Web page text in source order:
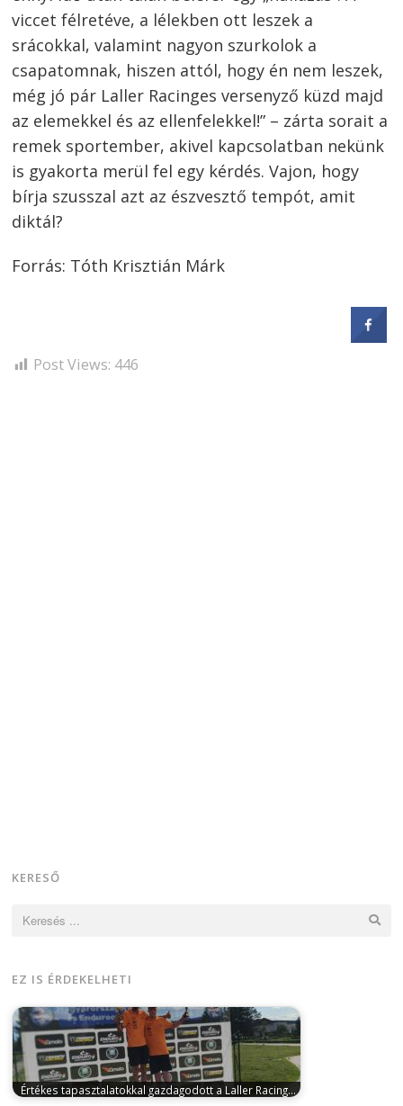
viccet félretéve, a lélekben ott leszek a
srácokkal, valamint nagyon szurkolok a
csapatomnak, hiszen attól, hogy én nem leszek,
még jó pár Laller Racinges versenyző küzd majd
az elemekkel és az ellenfelekkel!” – zárta sorait a
remek sportember, akivel kapcsolatban nekünk
is gyakorta merül fel egy kérdés. Vajon, hogy
bírja szusszal azt az észvesztő tempót, amit
diktál?
Forrás: Tóth Krisztián Márk
Post Views: 446
Bejegyzés
navigáció
KERESŐ
EZ IS ÉRDEKELHETI
Értékes tapasztalatokkal gazdagodott a Laller Racing…